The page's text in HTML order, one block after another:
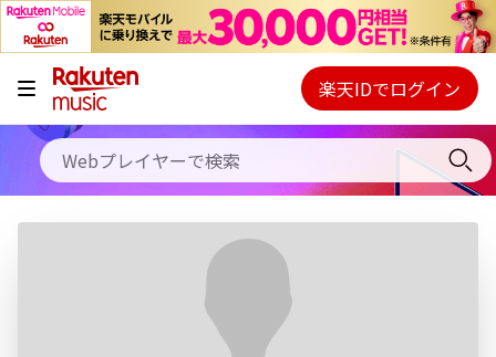
キャンペーン
料金プラン
使い方
Webプレイヤー
ご契約内容の確認・変更
楽天IDでログイン